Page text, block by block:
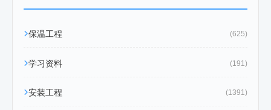
保温工程 (625)
学习资料 (191)
安装工程 (1391)